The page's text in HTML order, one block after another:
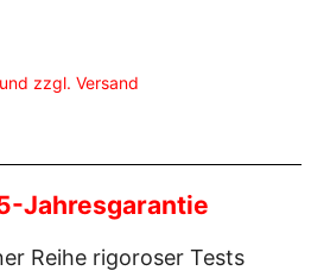
zzgl. Versand
Jahresgarantie
Reihe rigoroser Tests